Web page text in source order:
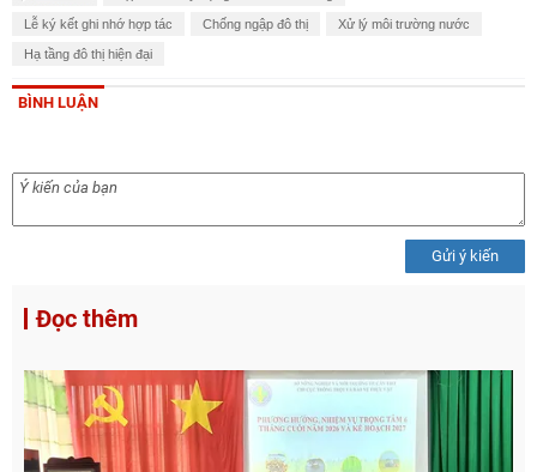
Lễ ký kết ghi nhớ hợp tác Chống ngập đô thị Xử lý môi trường nước
Hạ tầng đô thị hiện đại
BÌNH LUẬN
Gửi ý kiến
Đọc thêm